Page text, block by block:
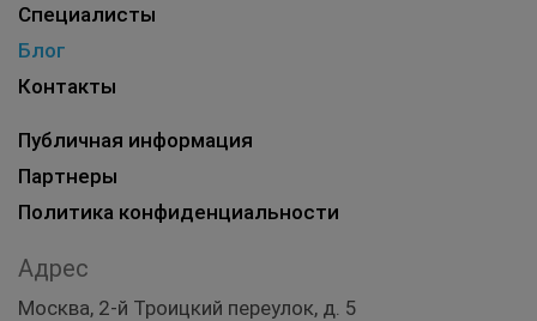
Специалисты
Блог
Контакты
Публичная информация
Партнеры
Политика конфиденциальности
Адрес
Москва, 2-й Троицкий переулок, д. 5